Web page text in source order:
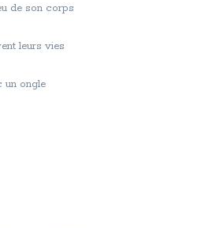
de son corps
leurs vies
un ongle